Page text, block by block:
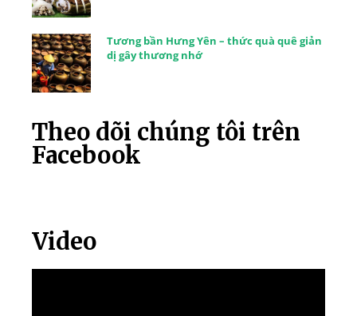
Tương bần Hưng Yên – thức quà quê giản
dị gây thương nhớ
Theo dõi chúng tôi trên
Facebook
Video